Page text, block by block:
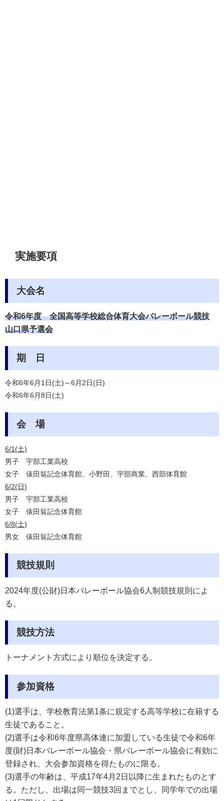
実施要項
大会名
令和6年度全国高等学校総合体育大会バレーボール競技
山口県予選会
期 日
令和6年6月1日(土)～6月2日(日)
令和6年6月8日(土)
会 場
6/1(土)
男子 宇部工業高校
女子 俵田翁記念体育館、小野田、宇部商業、西部体育館
6/2(日)
男子 宇部工業高校
女子 俵田翁記念体育館
6/8(土)
男女 俵田翁記念体育館
競技規則
2024年度(公財)日本バレーボール協会6人制競技規則によ
る。
競技方法
トーナメント方式により順位を決定する。
参加資格
(1)選手は、学校教育法第1条に規定する高等学校に在籍する
生徒であること。
(2)選手は令和6年度県高体連に加盟している生徒で令和6年
度(財)日本バレーボール協会・県バレーボール協会に有効に
登録され、大会参加資格を得たものに限る。
(3)選手の年齢は、平成17年4月2日以降に生まれたものとす
る。ただし、出場は同一競技3回までとし、同学年での出場